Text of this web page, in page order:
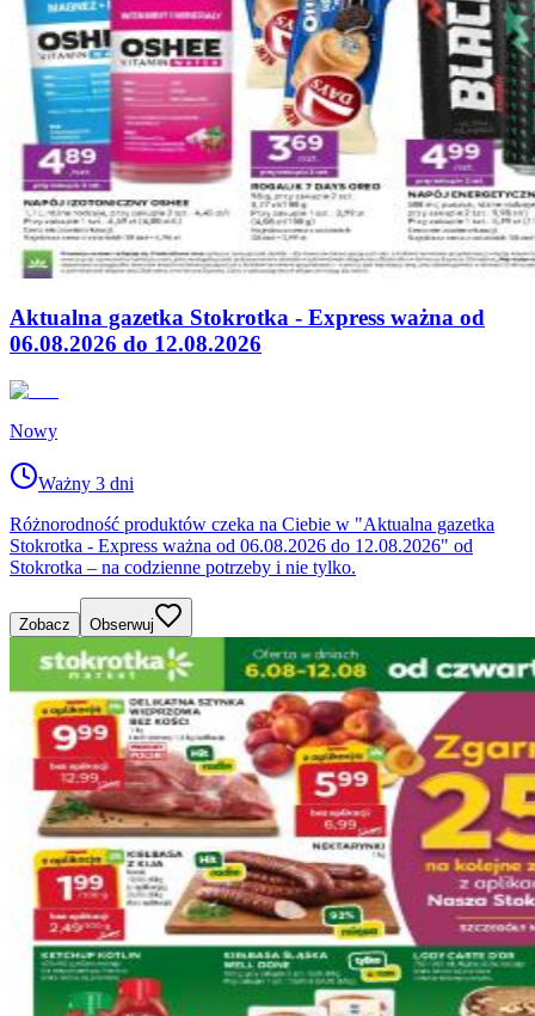
Aktualna gazetka Stokrotka - Express ważna od
06.08.2026 do 12.08.2026
Nowy
Ważny 3 dni
Różnorodność produktów czeka na Ciebie w "Aktualna gazetka
Stokrotka - Express ważna od 06.08.2026 do 12.08.2026" od
Stokrotka – na codzienne potrzeby i nie tylko.
Zobacz Obserwuj